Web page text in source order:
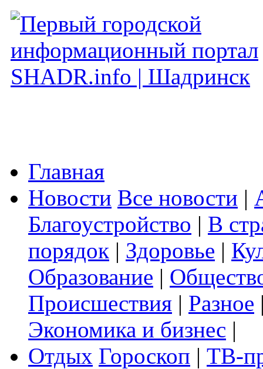
Главная
Новости Все новости |
Благоустройство | В
порядок | Здоровье |
Образование |
Происшествия | Разное
Экономика и бизнес |
Отдых Гороскоп | ТВ-